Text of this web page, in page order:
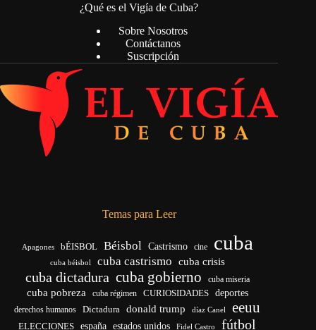
¿Qué es el Vigía de Cuba?
Sobre Nosotros
Contáctanos
Suscripción
Temas para Leer
Apagones bÉISBOL Béisbol Castrismo cine cuba
cuba béisbol cuba castrismo cuba crisis
cuba dictadura cuba gobierno cuba miseria
cuba pobreza cuba régimen CURIOSIDADES deportes
derechos humanos Dictadura donald trump díaz Canel eeuu
ELECCIONES españa estados unidos Fidel Castro fútbol